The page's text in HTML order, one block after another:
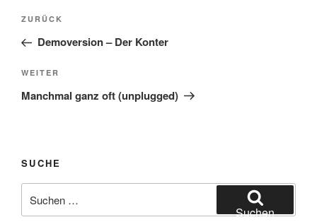
Beitragsnavigation
Vorheriger
Beitrag
ZURÜCK
Demoversion – Der Konter
Nächster
Beitrag
WEITER
Manchmal ganz oft (unplugged)
SUCHE
nach:
Suchen